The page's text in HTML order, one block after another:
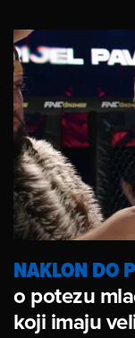
NAKLON DO
o potezu
koji imaju